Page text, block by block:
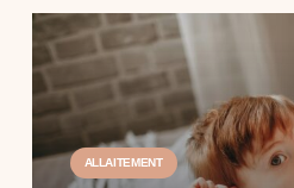
ALLAITEMENT